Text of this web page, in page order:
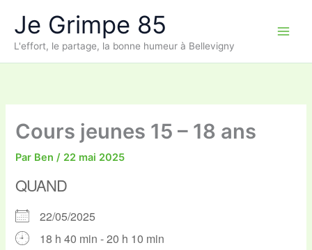
contenu
Je Grimpe 85
L'effort, le partage, la bonne humeur à Bellevigny
Cours jeunes 15 – 18 ans
Par Ben/ 22 mai 2025
QUAND
22/05/2025
18 h 40 min - 20 h 10 min